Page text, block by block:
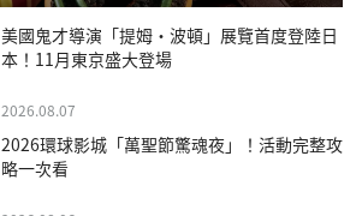
美國鬼才導演「提姆・波頓」展覽首度登陸日
本！11月東京盛大登場
2026.08.07
2026環球影城「萬聖節驚魂夜」！活動完整攻
略一次看